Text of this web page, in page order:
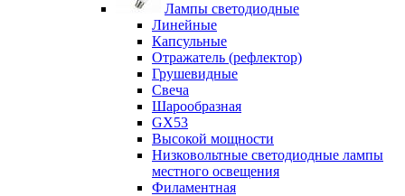
Лампы светодиодные
Линейные
Капсульные
Отражатель (рефлектор)
Грушевидные
Свеча
Шарообразная
GX53
Высокой мощности
Низковольтные светодиодные лампы
местного освещения
Филаментная